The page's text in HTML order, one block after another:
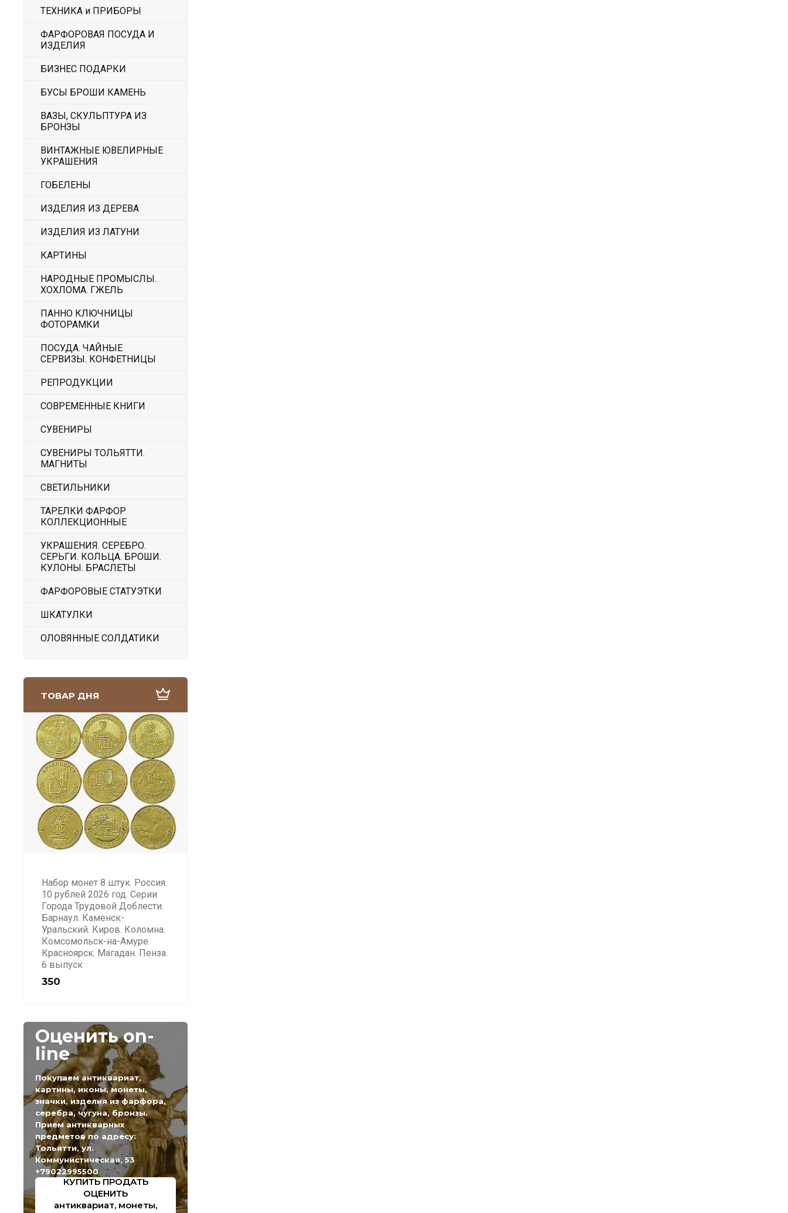
ТЕХНИКА и ПРИБОРЫ
ФАРФОРОВАЯ ПОСУДА И
ИЗДЕЛИЯ
БИЗНЕС ПОДАРКИ
БУСЫ БРОШИ КАМЕНЬ
ВАЗЫ, СКУЛЬПТУРА ИЗ
БРОНЗЫ
ВИНТАЖНЫЕ ЮВЕЛИРНЫЕ
УКРАШЕНИЯ
ГОБЕЛЕНЫ
ИЗДЕЛИЯ ИЗ ДЕРЕВА
ИЗДЕЛИЯ ИЗ ЛАТУНИ
КАРТИНЫ
НАРОДНЫЕ ПРОМЫСЛЫ.
ХОХЛОМА. ГЖЕЛЬ
ПАННО КЛЮЧНИЦЫ
ФОТОРАМКИ
ПОСУДА. ЧАЙНЫЕ
СЕРВИЗЫ. КОНФЕТНИЦЫ
РЕПРОДУКЦИИ
СОВРЕМЕННЫЕ КНИГИ
СУВЕНИРЫ
СУВЕНИРЫ ТОЛЬЯТТИ.
МАГНИТЫ
СВЕТИЛЬНИКИ
ТАРЕЛКИ ФАРФОР
КОЛЛЕКЦИОННЫЕ
УКРАШЕНИЯ. СЕРЕБРО.
СЕРЬГИ. КОЛЬЦА. БРОШИ.
КУЛОНЫ. БРАСЛЕТЫ
ФАРФОРОВЫЕ СТАТУЭТКИ
ШКАТУЛКИ
ОЛОВЯННЫЕ СОЛДАТИКИ
ТОВАР ДНЯ
Набор монет 8 штук. Россия.
10 рублей 2026 год. Серии
Города Трудовой Доблести.
Барнаул. Каменск-
Уральский. Киров. Коломна.
Комсомольск-на-Амуре.
Красноярск. Магадан. Пенза.
6 выпуск
350
Оценить on-
line
Покупаем антиквариат,
картины, иконы, монеты,
значки, изделия из фарфора,
серебра, чугуна, бронзы.
Прием антикварных
предметов по адресу:
Тольятти, ул.
Коммунистическая, 53
+79022995500
КУПИТЬ ПРОДАТЬ
ОЦЕНИТЬ
антиквариат, монеты,